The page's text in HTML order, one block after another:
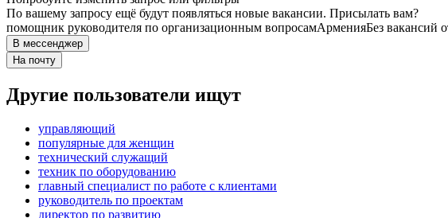
По вашему запросу ещё будут появляться новые вакансии. Присылать вам?
помощник руководителя по организационным вопросамАрменияБез вакансий
В мессенджер
На почту
Другие пользователи ищут
управляющий
популярные для женщин
технический служащий
техник по оборудованию
главный специалист по работе с клиентами
руководитель по проектам
директор по развитию